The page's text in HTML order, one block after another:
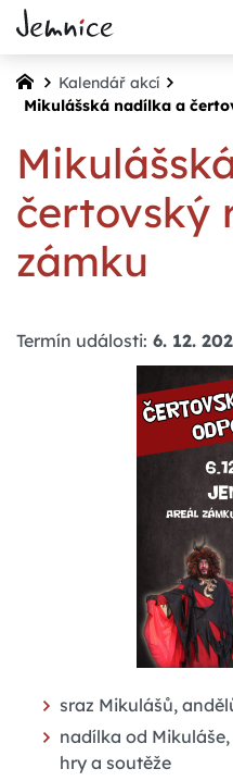
Kalendář akcí
Mikulášská nadílka a
čertovský
zámku
Termín události: 6. 12.
sraz Mikulášů,
nadílka od
hry a soutěže